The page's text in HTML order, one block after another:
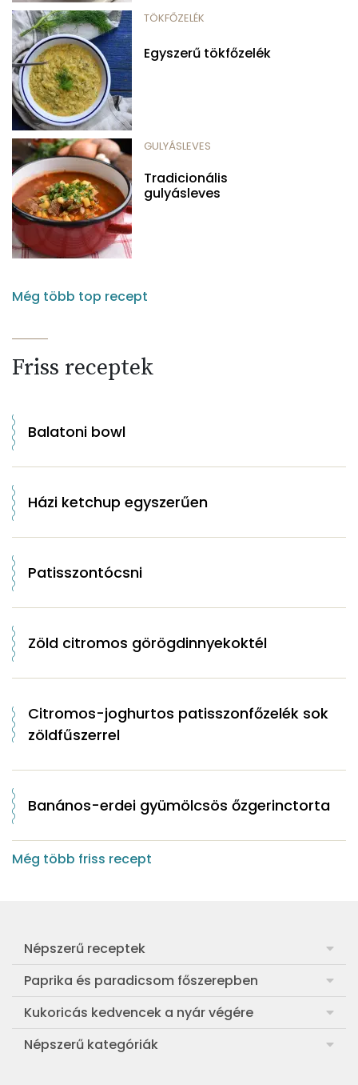
TÖKFŐZELÉK
Egyszerű tökfőzelék
GULYÁSLEVES
Tradicionális
gulyásleves
Még több top recept
Friss receptek
Balatoni bowl
Házi ketchup egyszerűen
Patisszontócsni
Zöld citromos görögdinnyekoktél
Citromos-joghurtos patisszonfőzelék sok
zöldfűszerrel
Banános-erdei gyümölcsös őzgerinctorta
Még több friss recept
Népszerű receptek
Frankfurti leves
Egyszerű muffin
Aranygaluska
Paprika és paradicsom főszerepben
Pan con Tomate
Paradicsom és paprika eltevése télre
Kukoricás kedvencek a nyár végére
Legfinomabb főtt kukorica
Népszerű kategóriák